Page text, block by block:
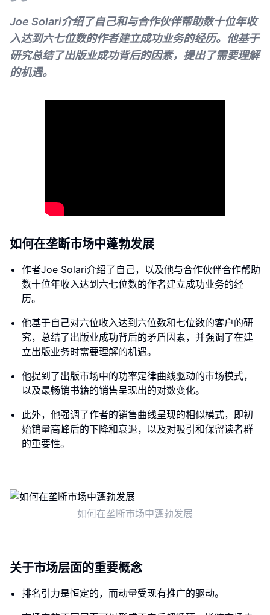
Joe Solari介绍了自己和与合作伙伴帮助数十位年收
入达到六七位数的作者建立成功业务的经历。他基于
研究总结了出版业成功背后的因素，提出了需要理解
的机遇。
如何在垄断市场中蓬勃发展
作者Joe Solari介绍了自己，以及他与合作伙伴合作帮助
数十位年收入达到六七位数的作者建立成功业务的经
历。
他基于自己对六位收入达到六位数和七位数的客户的研
究，总结了出版业成功背后的矛盾因素，并强调了在建
立出版业务时需要理解的机遇。
他提到了出版市场中的功率定律曲线驱动的市场模式，
以及最畅销书籍的销售呈现出的对数变化。
此外，他强调了作者的销售曲线呈现的相似模式，即初
始销量高峰后的下降和衰退，以及对吸引和保留读者群
的重要性。
如何在垄断市场中蓬勃发展
关于市场层面的重要概念
排名引力是恒定的，而动量受现有推广的驱动。